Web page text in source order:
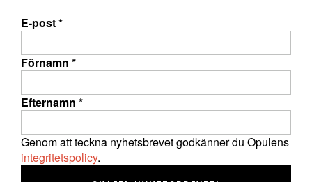
E-post*
Förnamn *
Efternamn *
Genom att teckna nyhetsbrevet godkänner du Opulens
integritetspolicy.